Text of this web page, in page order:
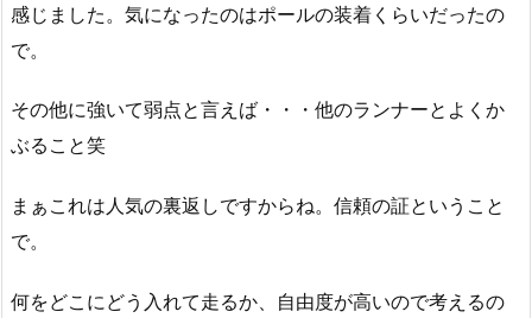
感じました。気になったのはポールの装着くらいだったの
で。
その他に強いて弱点と言えば・・・他のランナーとよくか
ぶること笑
まぁこれは人気の裏返しですからね。信頼の証ということ
で。
何をどこにどう入れて走るか、自由度が高いので考えるの